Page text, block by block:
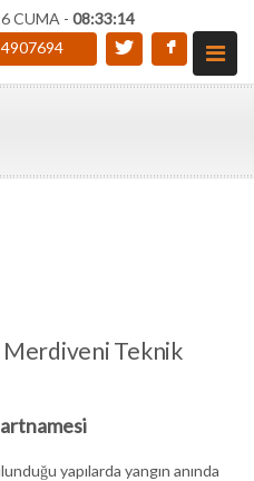
CUMA - 08:33:15
Merdiveni Teknik
yapılarda yangın anında